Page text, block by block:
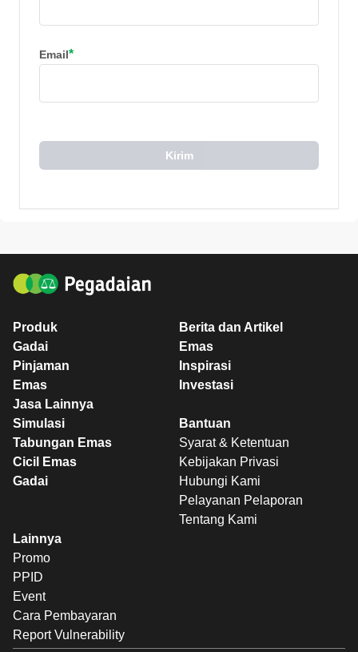
Email*
Kirim
Produk
Gadai
Pinjaman
Emas
Jasa Lainnya
Berita dan Artikel
Emas
Inspirasi
Investasi
Simulasi
Tabungan Emas
Cicil Emas
Gadai
Bantuan
Syarat & Ketentuan
Kebijakan Privasi
Hubungi Kami
Pelayanan Pelaporan
Tentang Kami
Lainnya
Promo
PPID
Event
Cara Pembayaran
Report Vulnerability